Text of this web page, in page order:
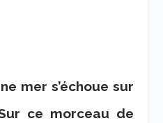
mer s’échoue sur
ce morceau de